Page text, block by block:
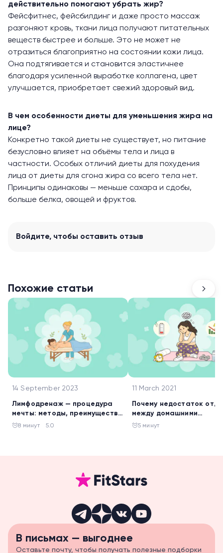
действительно помогают убрать жир?
Фейсфитнес, фейсбилдинг и даже просто массаж
разгоняют кровь, ткани лица получают питательных
веществ быстрее и больше. Это не может не
отразиться благоприятно на состоянии кожи лица.
Она подтягивается и становится эластичнее
благодаря усиленной выработке коллагена, цвет
улучшается, приобретает свежий здоровый вид.
В чем особенности диеты для уменьшения жира на
лице?
Конкретно такой диеты не существует, но питание
безусловно влияет на объёмы тела и лица в
частности. Особых отличий диеты для похудения
лица от диеты для сгона жира со всего тела нет.
Принципы одинаковы — меньше сахара и сдобы,
больше белка, овощей и фруктов.
Войдите, чтобы оставить отзыв
Похожие статьи
14 September 2023
Лимфодренаж — процедура
мечты: методы, преимущества
и рекомендации по процедуре
8 минут 5.0
11 March 2021
Почему недостаток
между домашними
тренировками может
5 минут
В письмах — выгоднее
Оставьте почту, чтобы получать полезные подборки